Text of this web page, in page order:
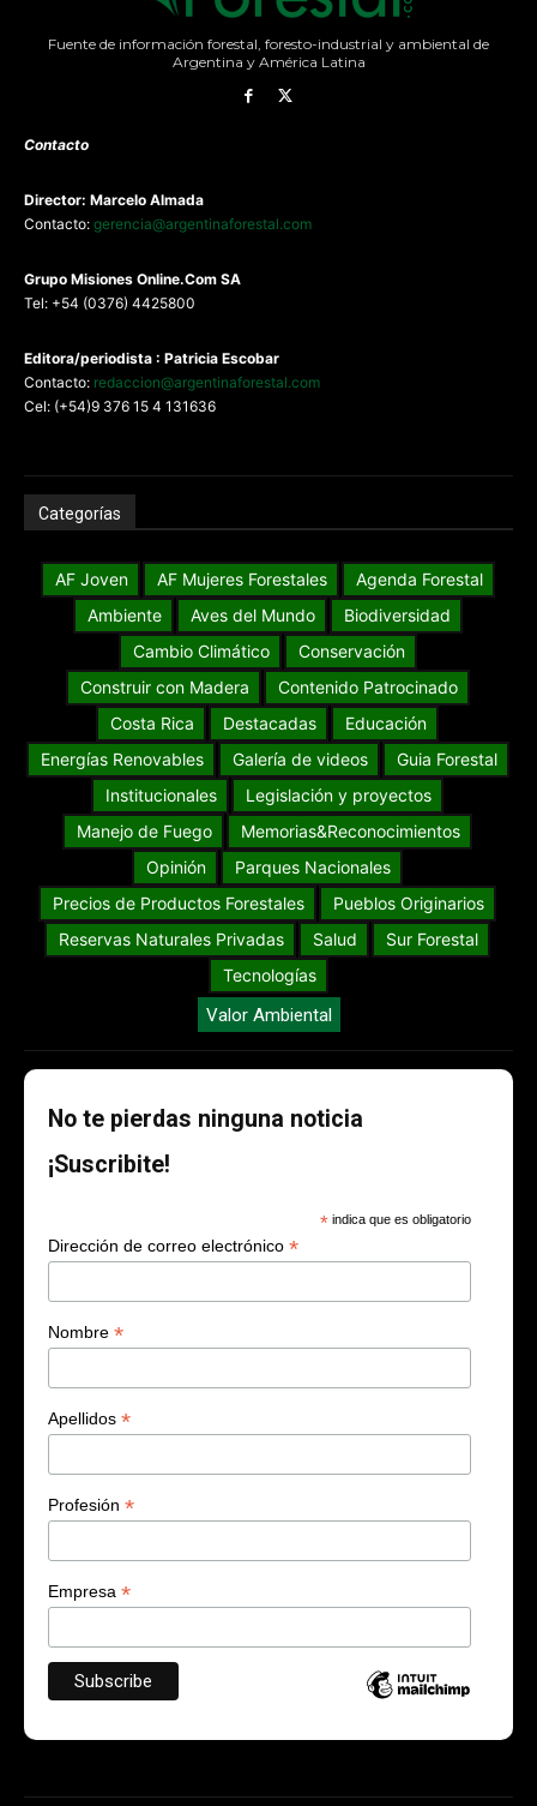
Fuente de información forestal, foresto-industrial y ambiental de
Argentina y América Latina
Contacto
Director: Marcelo Almada
Contacto: gerencia@argentinaforestal.com
Grupo Misiones Online.Com SA
Tel: +54 (0376) 4425800
Editora/periodista : Patricia Escobar
Contacto: redaccion@argentinaforestal.com
Cel: (+54)9 376 15 4 131636
Categorías
AF Joven AF Mujeres Forestales
Agenda Forestal
Ambiente
Aves del Mundo
Biodiversidad
Cambio Climático
Conservación
Construir con Madera
Contenido Patrocinado
Costa Rica
Destacadas
Educación
Energías Renovables
Galería de videos
Guia Forestal
Institucionales
Legislación y proyectos
Manejo de Fuego
Memorias&Reconocimientos
Opinión
Parques Nacionales
Precios de Productos Forestales
Pueblos Originarios
Reservas Naturales Privadas
Salud
Sur Forestal
Tecnologías
Valor Ambiental
No te pierdas ninguna noticia
¡Suscribite!
* indica que es obligatorio
Dirección de correo electrónico *
Nombre *
Apellidos *
Profesión *
Empresa *